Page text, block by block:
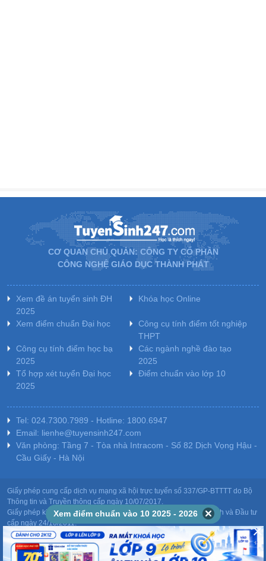
CƠ QUAN CHỦ QUẢN: CÔNG TY CỔ PHẦN
CÔNG NGHỆ GIÁO DỤC THÀNH PHÁT
Xem đề án tuyển sinh ĐH
2025
Khóa học Online
Xem điểm chuẩn Đại học
Công cụ tính điểm tốt nghiệp
THPT
Công cụ tính điểm học bạ
2025
Các ngành nghề đào tạo
2025
Tổ hợp xét tuyển Đại học
2025
Điểm chuẩn vào lớp 10
Tel: 024.7300.7989 - Hotline: 1800.6947
Email: lienhe@tuyensinh247.com
Văn phòng: Tầng 7 - Tòa nhà Intracom - Số 82 Dịch Vọng Hậu -
Cầu Giấy - Hà Nội
Giấy phép cung cấp dịch vụ mạng xã hội trực tuyến số 337/GP-BTTTT do Bộ
Thông tin và Truyền thông cấp ngày 10/07/2017.
Giấy phép kinh doanh giáo dục: MST-0106478082 do Sở Kế hoạch và Đầu tư
cấp ngày 24/10/2011.
Chịu trách nhiệm nội dung: Phạm Đức Tuệ.
Xem điểm chuẩn vào 10 2025 - 2026